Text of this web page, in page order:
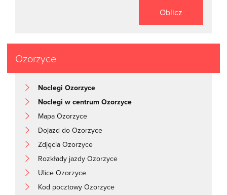
Oblicz
Ozorzyce
Noclegi Ozorzyce
Noclegi w centrum Ozorzyce
Mapa Ozorzyce
Dojazd do Ozorzyce
Zdjęcia Ozorzyce
Rozkłady jazdy Ozorzyce
Ulice Ozorzyce
Kod pocztowy Ozorzyce